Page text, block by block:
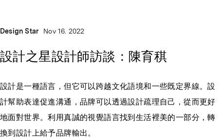
Design Star Nov 16. 2022
設計之星設計師訪談：陳育稘
設計是一種語言，但它可以跨越文化語境和一些既定界線。設
計幫助表達促進溝通，品牌可以透過設計疏理自己，從而更好
地面對世界。利用真誠的視覺語言找到生活裡美的一部分，轉
換到設計上給予品牌輸出。